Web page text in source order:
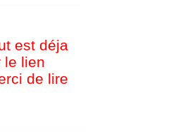
est déja
le lien
de lire